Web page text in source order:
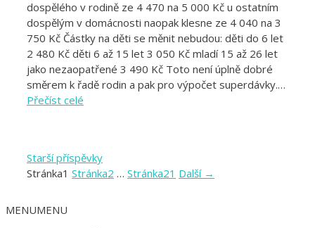
dospělého v rodině ze 4 470 na 5 000 Kč u ostatním
dospělým v domácnosti naopak klesne ze 4 040 na 3
750 Kč Částky na děti se měnit nebudou: děti do 6 let
2 480 Kč děti 6 až 15 let 3 050 Kč mladí 15 až 26 let
jako nezaopatřené 3 490 Kč Toto není úplně dobré
směrem k řadě rodin a pak pro výpočet superdávky.…
Přečíst celé
Starší příspěvky
Stránka1 Stránka2 … Stránka21 Další →
MENUMENU